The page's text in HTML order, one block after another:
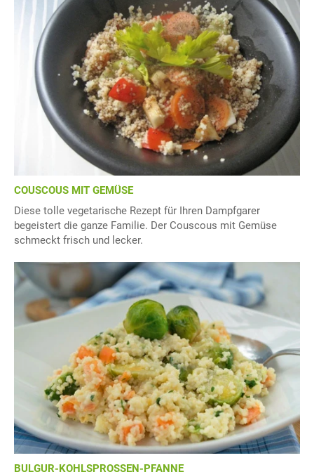
COUSCOUS MIT GEMÜSE
Diese tolle vegetarische Rezept für Ihren Dampfgarer
begeistert die ganze Familie. Der Couscous mit Gemüse
schmeckt frisch und lecker.
BULGUR-KOHLSPROSSEN-PFANNE